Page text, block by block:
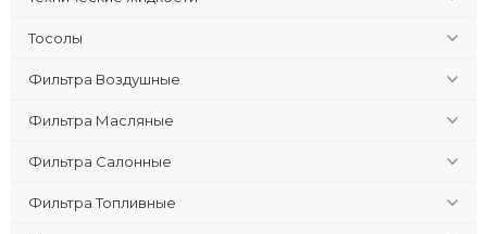
Тосолы
Фильтра Воздушные
Фильтра Масляные
Фильтра Салонные
Фильтра Топливные